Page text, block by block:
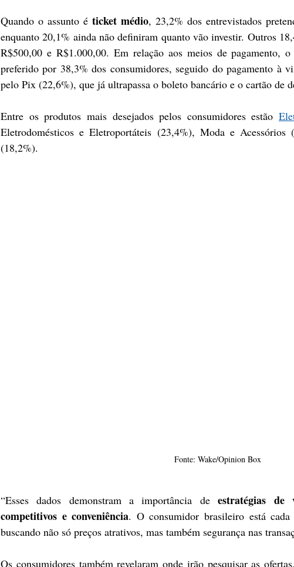
Quando o assunto é ticket médio, 23,2% dos entrevistados
enquanto 20,1% ainda não definiram quanto vão investir. Outros
R$500,00 e R$1.000,00. Em relação aos meios de pagamento,
preferido por 38,3% dos consumidores, seguido do pagamento à
pelo Pix (22,6%), que já ultrapassa o boleto bancário e o cartão de
Entre os produtos mais desejados pelos consumidores estão
Eletrodomésticos e Eletroportáteis (23,4%), Moda e
(18,2%).
Fonte: Wake/Opinion Box
“Esses dados demonstram a importância de estratégias de
competitivos e conveniência. O consumidor brasileiro está
buscando não só preços atrativos, mas também segurança nas
Os consumidores também revelaram onde irão pesquisar as